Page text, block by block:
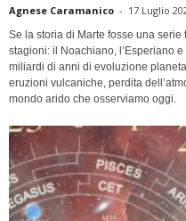
Agnese Caramanico - 17 Luglio
Se la storia di Marte fosse una
stagioni: il Noachiano, l’Esperiano
miliardi di anni di evoluzione
eruzioni vulcaniche, perdita
mondo arido che osserviamo oggi.